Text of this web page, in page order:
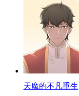
天魔的不凡重生